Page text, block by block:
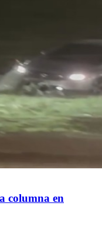
columna en